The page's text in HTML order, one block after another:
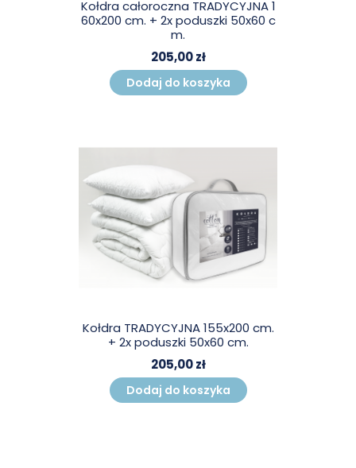
Kołdra całoroczna TRADYCYJNA 1
60x200 cm. + 2x poduszki 50x60 c
m.
205,00 zł
Dodaj do koszyka
Kołdra TRADYCYJNA 155x200 cm.
+ 2x poduszki 50x60 cm.
205,00 zł
Dodaj do koszyka